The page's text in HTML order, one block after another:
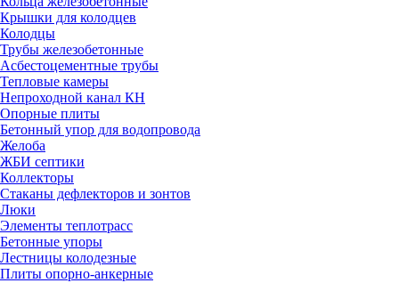
Крышки для колодцев
Колодцы
Трубы железобетонные
Асбестоцементные трубы
Тепловые камеры
Непроходной канал КН
Опорные плиты
Бетонный упор для водопровода
Желоба
ЖБИ септики
Коллекторы
Стаканы дефлекторов и зонтов
Люки
Элементы теплотрасс
Бетонные упоры
Лестницы колодезные
Плиты опорно-анкерные